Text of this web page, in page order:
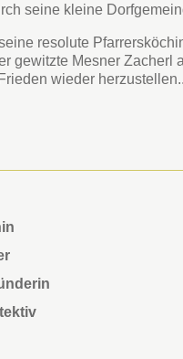
seine kleine
resolute
gewitzte Mesner
wieder